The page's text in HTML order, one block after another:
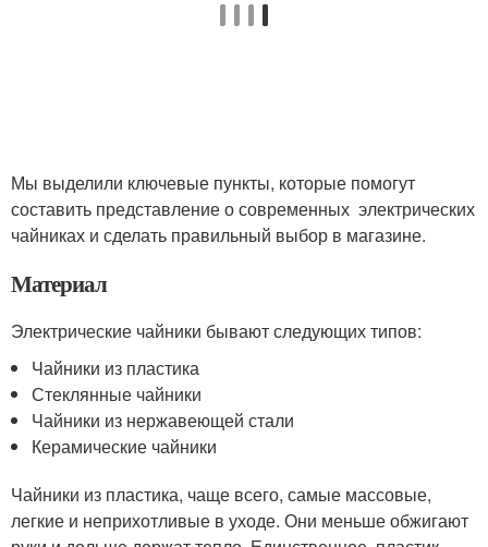
Мы выделили ключевые пункты, которые помогут
составить представление о современных электрических
чайниках и сделать правильный выбор в магазине.
Материал
Электрические чайники бывают следующих типов:
Чайники из пластика
Стеклянные чайники
Чайники из нержавеющей стали
Керамические чайники
Чайники из пластика, чаще всего, самые массовые,
легкие и неприхотливые в уходе. Они меньше обжигают